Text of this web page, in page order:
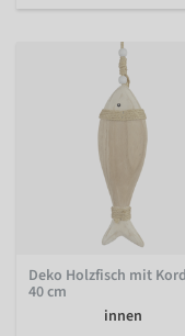
Deko Holzfisch mit
40 cm
innen